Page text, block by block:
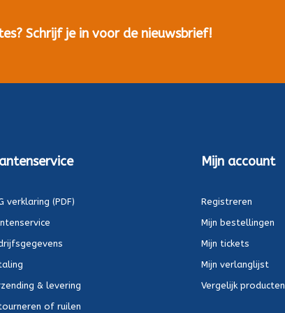
Schrijf je in voor de nieuwsbrief!
verklaring (PDF)
& levering
of ruilen
Mijn account
Registreren
Mijn bestellingen
Mijn tickets
Mijn verlanglijst
Vergelijk producten